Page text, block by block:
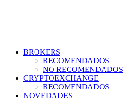
BROKERS
RECOMENDADOS
NO RECOMENDADOS
CRYPTOEXCHANGE
RECOMENDADOS
NOVEDADES